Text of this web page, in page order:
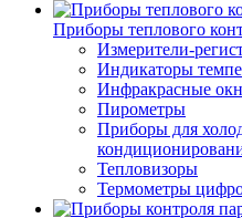
Приборы теплового
Измерители-
Индикаторы
Инфракрасные
Пирометры
Приборы для
Тепловизоры
Термометры